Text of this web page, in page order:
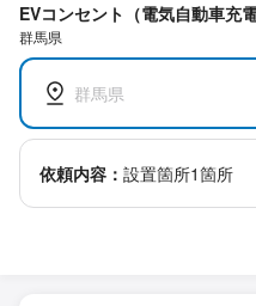
EVコンセント（電気自動車充
群馬県
群馬県
依頼内容： 設置箇所1箇所